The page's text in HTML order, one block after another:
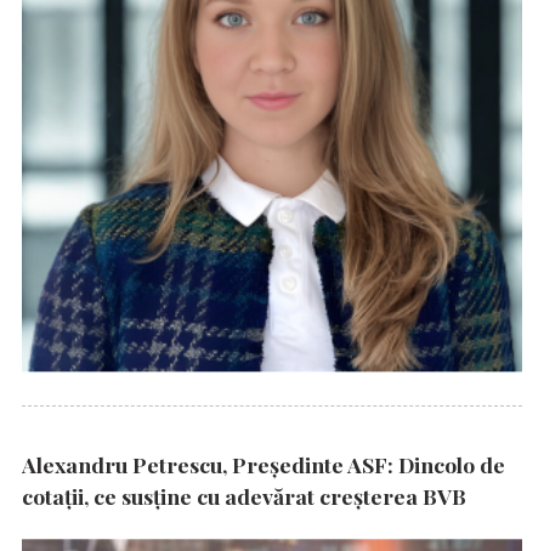
Alexandru Petrescu, Președinte ASF: Dincolo de
cotații, ce susține cu adevărat creșterea BVB